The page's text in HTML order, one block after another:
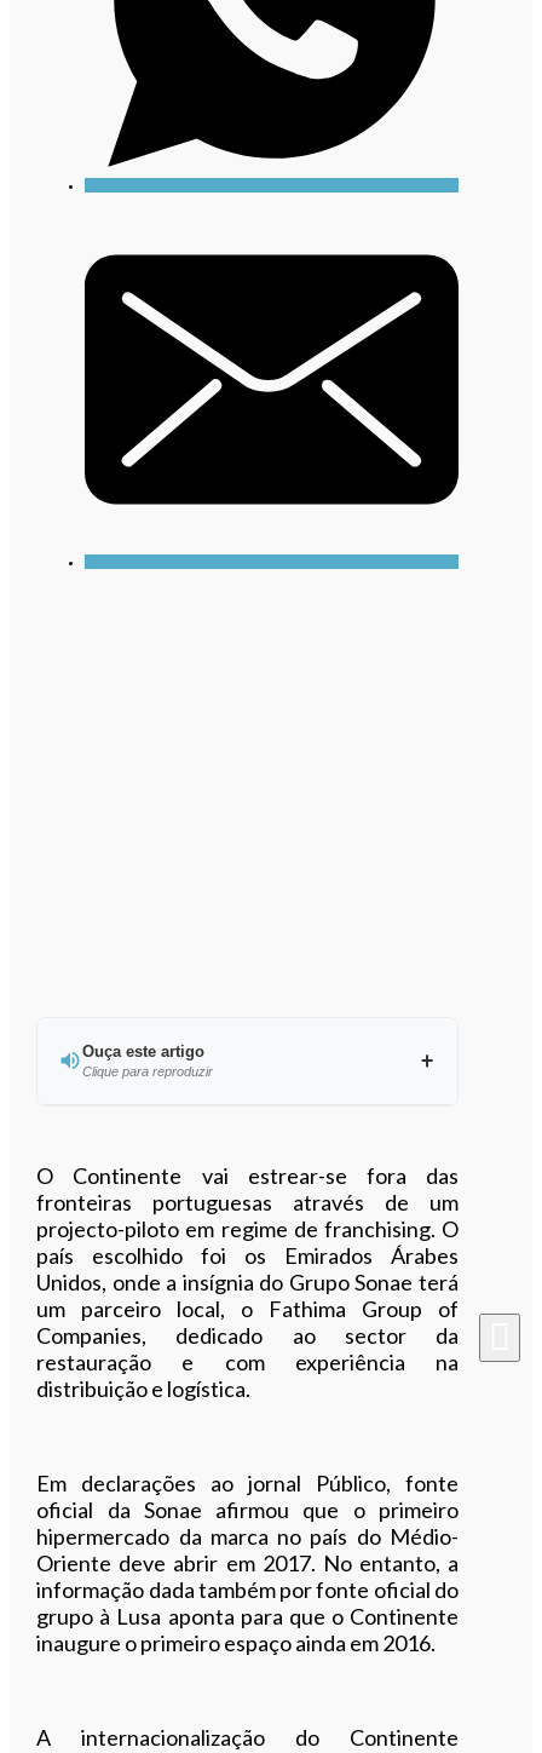
Ouça este artigo
Clique para reproduzir
O Continente vai estrear-se fora das
fronteiras portuguesas através de um
projecto-piloto em regime de franchising. O
país escolhido foi os Emirados Árabes
Unidos, onde a insígnia do Grupo Sonae terá
um parceiro local, o Fathima Group of
Companies, dedicado ao sector da
restauração e com experiência na
distribuição e logística.
Em declarações ao jornal Público, fonte
oficial da Sonae afirmou que o primeiro
hipermercado da marca no país do Médio-
Oriente deve abrir em 2017. No entanto, a
informação dada também por fonte oficial do
grupo à Lusa aponta para que o Continente
inaugure o primeiro espaço ainda em 2016.
A internacionalização do Continente